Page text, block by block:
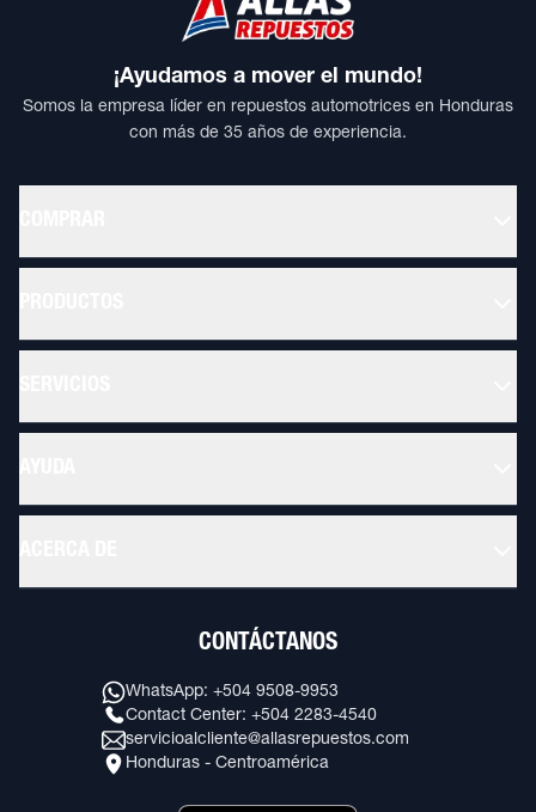
¡Ayudamos a mover el mundo!
Somos la empresa líder en repuestos automotrices en Honduras
con más de 35 años de experiencia.
CONTÁCTANOS
WhatsApp: +504 9508-9953
Contact Center: +504 2283-4540
servicioalcliente@allasrepuestos.com
Honduras - Centroamérica